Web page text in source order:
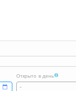
Открыто в день
-